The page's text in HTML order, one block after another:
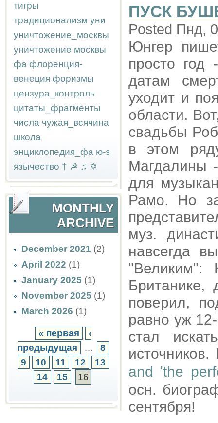
тигры
традиционализм уни
уничтожение_москвы
уничтожение москвы
фа флоренция-
венеция форизмы
цензура_контроль
цитаты_фрагменты
числа чужая_всячина
школа
энциклопедия_фа ю-з
язычество † ☭ ♫ ✡
MONTHLY
ARCHIVE
December 2021 (2)
April 2022 (1)
January 2025 (1)
November 2025 (1)
March 2026 (1)
« первая
‹
предыдущая
…
8
9
10 11 12
13
14
15 16
ПУСК
Posted Пнд,
Юнгер
просто год
датам
уходит и
области.
свадьбы
в этом
Магдалины
для
Рамо. Но
муз.
навсегда
"Великим":
поверил,
равно уж
стал
and 'the
осн.
сентября!